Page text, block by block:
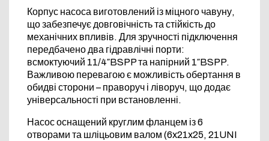
Корпус насоса виготовлений із міцного чавуну,
що забезпечує довговічність та стійкість до
механічних впливів. Для зручності підключення
передбачено два гідравлічні порти:
всмоктуючий 11/4″BSPP та напірний 1″BSPP.
Важливою перевагою є можливість обертання в
обидві сторони – праворуч і ліворуч, що додає
універсальності при встановленні.
Насос оснащений круглим фланцем із 6
отворами та шліцьовим валом (6x21x25, 21UNI